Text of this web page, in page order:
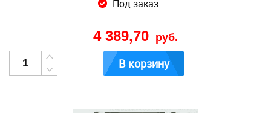
Под заказ
4 389,70 руб.
В корзину